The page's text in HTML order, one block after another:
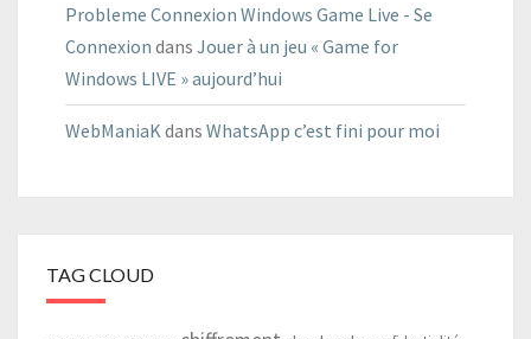
Probleme Connexion Windows Game Live - Se
Connexion dans Jouer à un jeu « Game for
Windows LIVE » aujourd’hui
WebManiaK dans WhatsApp c’est fini pour moi
TAG CLOUD